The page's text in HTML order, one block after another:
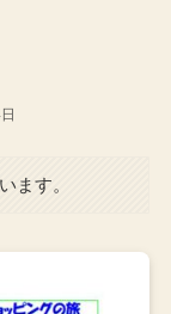
ます。